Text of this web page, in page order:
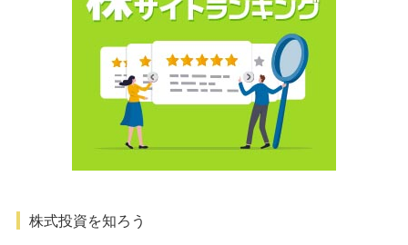
株式投資を知ろう